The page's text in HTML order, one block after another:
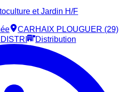
et Jardin H/F
CARHAIX PLOUGUER (29)
Distribution